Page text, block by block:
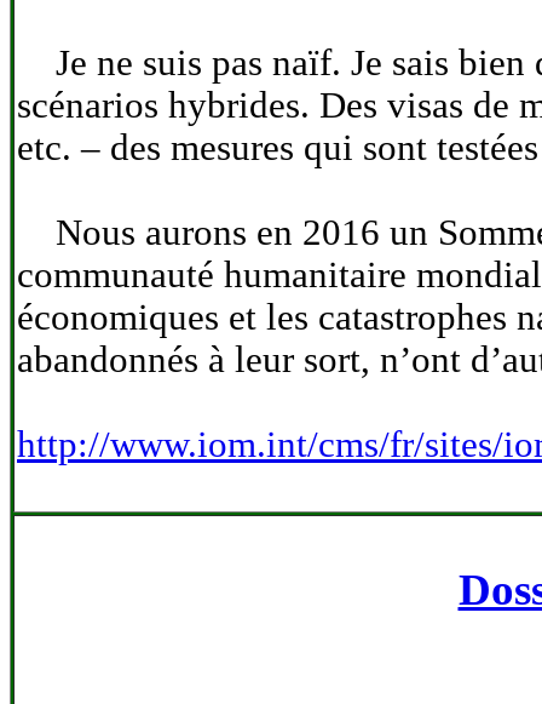
Je ne suis pas naïf. Je sais bien
scénarios hybrides. Des visas de
etc. – des mesures qui sont
Nous aurons en 2016 un
communauté humanitaire
économiques et les catastrophes
abandonnés à leur sort, n’ont
http://www.iom.int/cms/fr/sites/